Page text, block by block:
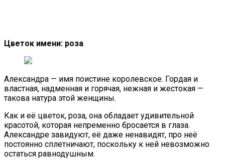
Цветок имени: роза.
Александра — имя поистине королевское. Гордая и
властная, надменная и горячая, нежная и жестокая —
такова натура этой женщины.
Как и её цветок, роза, она обладает удивительной
красотой, которая непременно бросается в глаза.
Александре завидуют, её даже ненавидят, про неё
постоянно сплетничают, поскольку к ней невозможно
остаться равнодушным.